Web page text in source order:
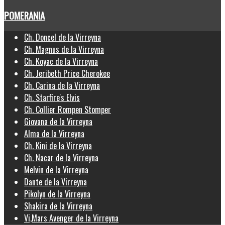
POMERANIA
Ch. Doncel de la Virreyna
Ch. Magnus de la Virreyna
Ch. Koyac de la Virreyna
Ch. Jeribeth Price Cherokee
Ch. Carina de la Virreyna
Ch. Starfire's Elvis
Ch. Collier Rompen Stomper
Giovana de la Virreyna
Alma de la Virreyna
Ch. Kini de la Virreyna
Ch. Nacar de la Virreyna
Melvin de la Virreyna
Dante de la Virreyna
Pikolyn de la Virreyna
Shakira de la Virreyna
Vi,Mars Avenger de la Virreyna